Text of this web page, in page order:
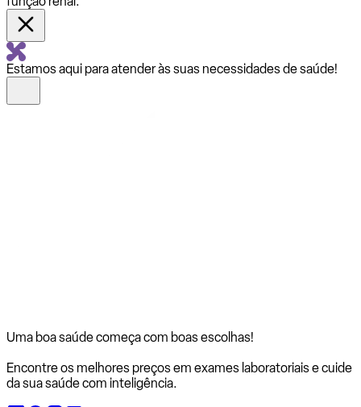
Estamos aqui para atender às suas necessidades de saúde!
Uma boa saúde começa com boas escolhas!
Encontre os melhores preços em exames laboratoriais e cuide
da sua saúde com inteligência.